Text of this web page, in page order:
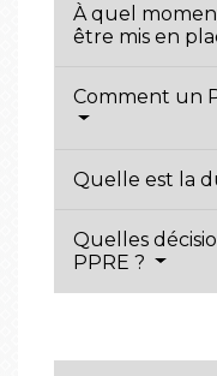
À quel
être mis en
Comment un
Quelle est la
Quelles
PPRE ?